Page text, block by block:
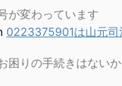
が変わっています
0223375901は山元司
困りの手続きはない